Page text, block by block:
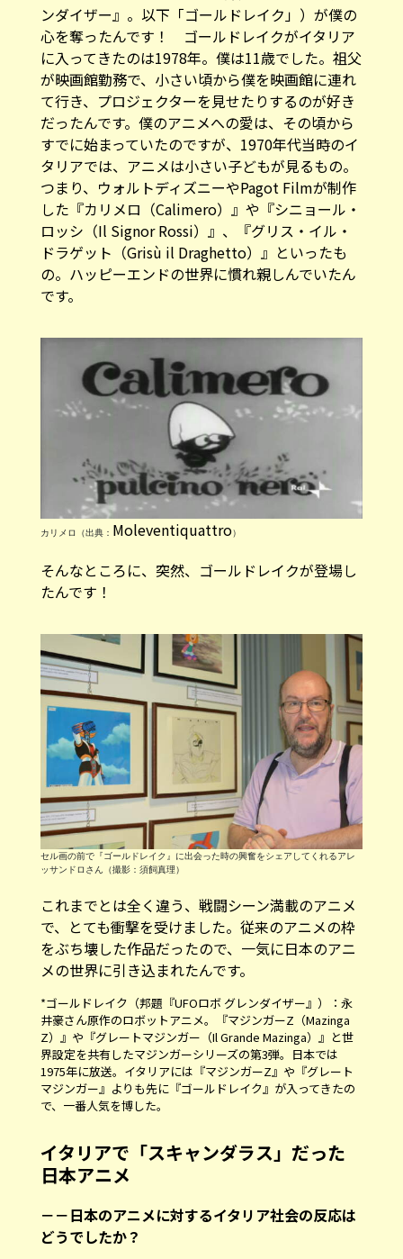
ンダイザー』。以下「ゴールドレイク」）が僕の
心を奪ったんです！ ゴールドレイクがイタリア
に入ってきたのは1978年。僕は11歳でした。祖父
が映画館勤務で、小さい頃から僕を映画館に連れ
て行き、プロジェクターを見せたりするのが好き
だったんです。僕のアニメへの愛は、その頃から
すでに始まっていたのですが、1970年代当時のイ
タリアでは、アニメは小さい子どもが見るもの。
つまり、ウォルトディズニーやPagot Filmが制作
した『カリメロ（Calimero）』や『シニョール・
ロッシ（Il Signor Rossi）』、『グリス・イル・
ドラゲット（Grisù il Draghetto）』といったも
の。ハッピーエンドの世界に慣れ親しんでいたん
です。
カリメロ（出典： Moleventiquattro）
そんなところに、突然、ゴールドレイクが登場し
たんです！
セル画の前で『ゴールドレイク』に出会った時の興奮をシェアしてくれるアレ
ッサンドロさん（撮影：須飼真理）
これまでとは全く違う、戦闘シーン満載のアニメ
で、とても衝撃を受けました。従来のアニメの枠
をぶち壊した作品だったので、一気に日本のアニ
メの世界に引き込まれたんです。
*ゴールドレイク（邦題『UFOロボ グレンダイザー』）：永
井豪さん原作のロボットアニメ。『マジンガーZ（Mazinga
Z）』や『グレートマジンガー（Il Grande Mazinga）』と世
界設定を共有したマジンガーシリーズの第3弾。日本では
1975年に放送。イタリアには『マジンガーZ』や『グレート
マジンガー』よりも先に『ゴールドレイク』が入ってきたの
で、一番人気を博した。
イタリアで「スキャンダラス」だった
日本アニメ
－－日本のアニメに対するイタリア社会の反応は
どうでしたか？